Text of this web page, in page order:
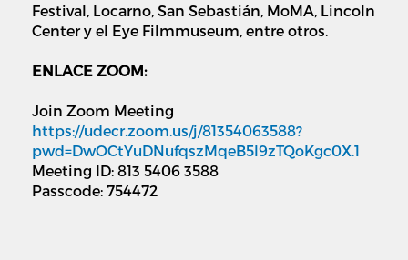
Festival, Locarno, San Sebastián, MoMA, Lincoln
Center y el Eye Filmmuseum, entre otros.
ENLACE ZOOM:
Join Zoom Meeting
https://udecr.zoom.us/j/81354063588?
pwd=DwOCtYuDNufqszMqeB5l9zTQoKgc0X.1
Meeting ID: 813 5406 3588
Passcode: 754472